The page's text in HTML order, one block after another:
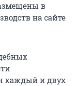
в
на сайте
каждый и двух